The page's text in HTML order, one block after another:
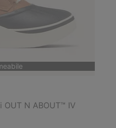
N ABOUT™ IV